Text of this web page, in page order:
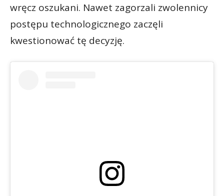
wręcz oszukani. Nawet zagorzali zwolennicy
postępu technologicznego zaczęli
kwestionować tę decyzję.